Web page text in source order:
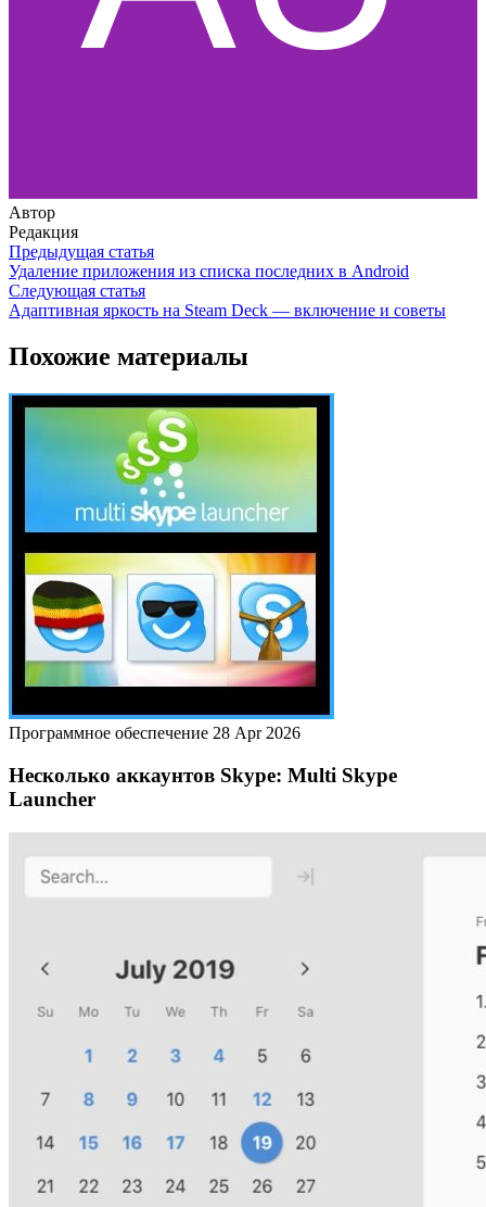
Автор
Редакция
Предыдущая статья
Удаление приложения из списка последних в Android
Следующая статья
Адаптивная яркость на Steam Deck — включение и советы
Похожие материалы
Программное обеспечение 28 Apr 2026
Несколько аккаунтов Skype: Multi Skype
Launcher